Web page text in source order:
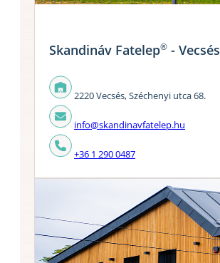
Skandináv Fatelep® - Vecsés
2220 Vecsés, Széchenyi utca 68.
info@skandinavfatelep.hu
+36 1 290 0487